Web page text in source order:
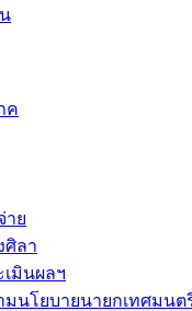
ค
าย
ศิลา
มินผลฯ
มนโยบายนายกเทศมนต